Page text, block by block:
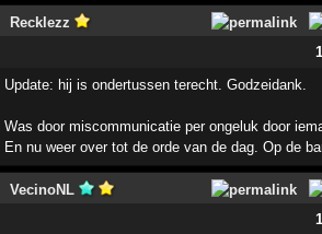
Recklezz
Update: hij is ondertussen terecht. Godzeidank.
Was door miscommunicatie per ongeluk door
En nu weer over tot de orde van de dag. Op de
VecinoNL